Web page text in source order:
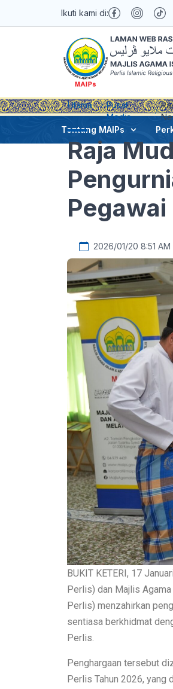
Ikuti kami di:
Tentang MAIPs
Utama
Pusat
Media
Raja
2026/01/20 8:51 AM
BUKIT KETERI, 17
Perlis) dan Majlis
Perlis) menzahirkan
sentiasa berkhidmat
Perlis.
Penghargaan tersebut
Perlis Tahun 2026, yang